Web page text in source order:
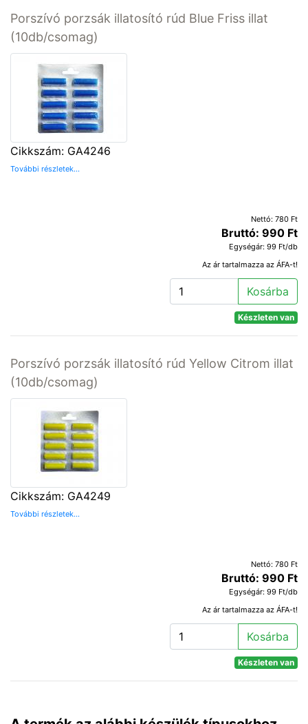
Porszívó porzsák illatosító rúd Blue Friss illat
(10db/csomag)
Cikkszám: GA4246
További részletek...
Nettó: 780 Ft
Bruttó: 990 Ft
Egységár: 99 Ft/db
Az ár tartalmazza az ÁFA-t!
Kosárba
Készleten van
Porszívó porzsák illatosító rúd Yellow Citrom illat
(10db/csomag)
Cikkszám: GA4249
További részletek...
Nettó: 780 Ft
Bruttó: 990 Ft
Egységár: 99 Ft/db
Az ár tartalmazza az ÁFA-t!
Kosárba
Készleten van